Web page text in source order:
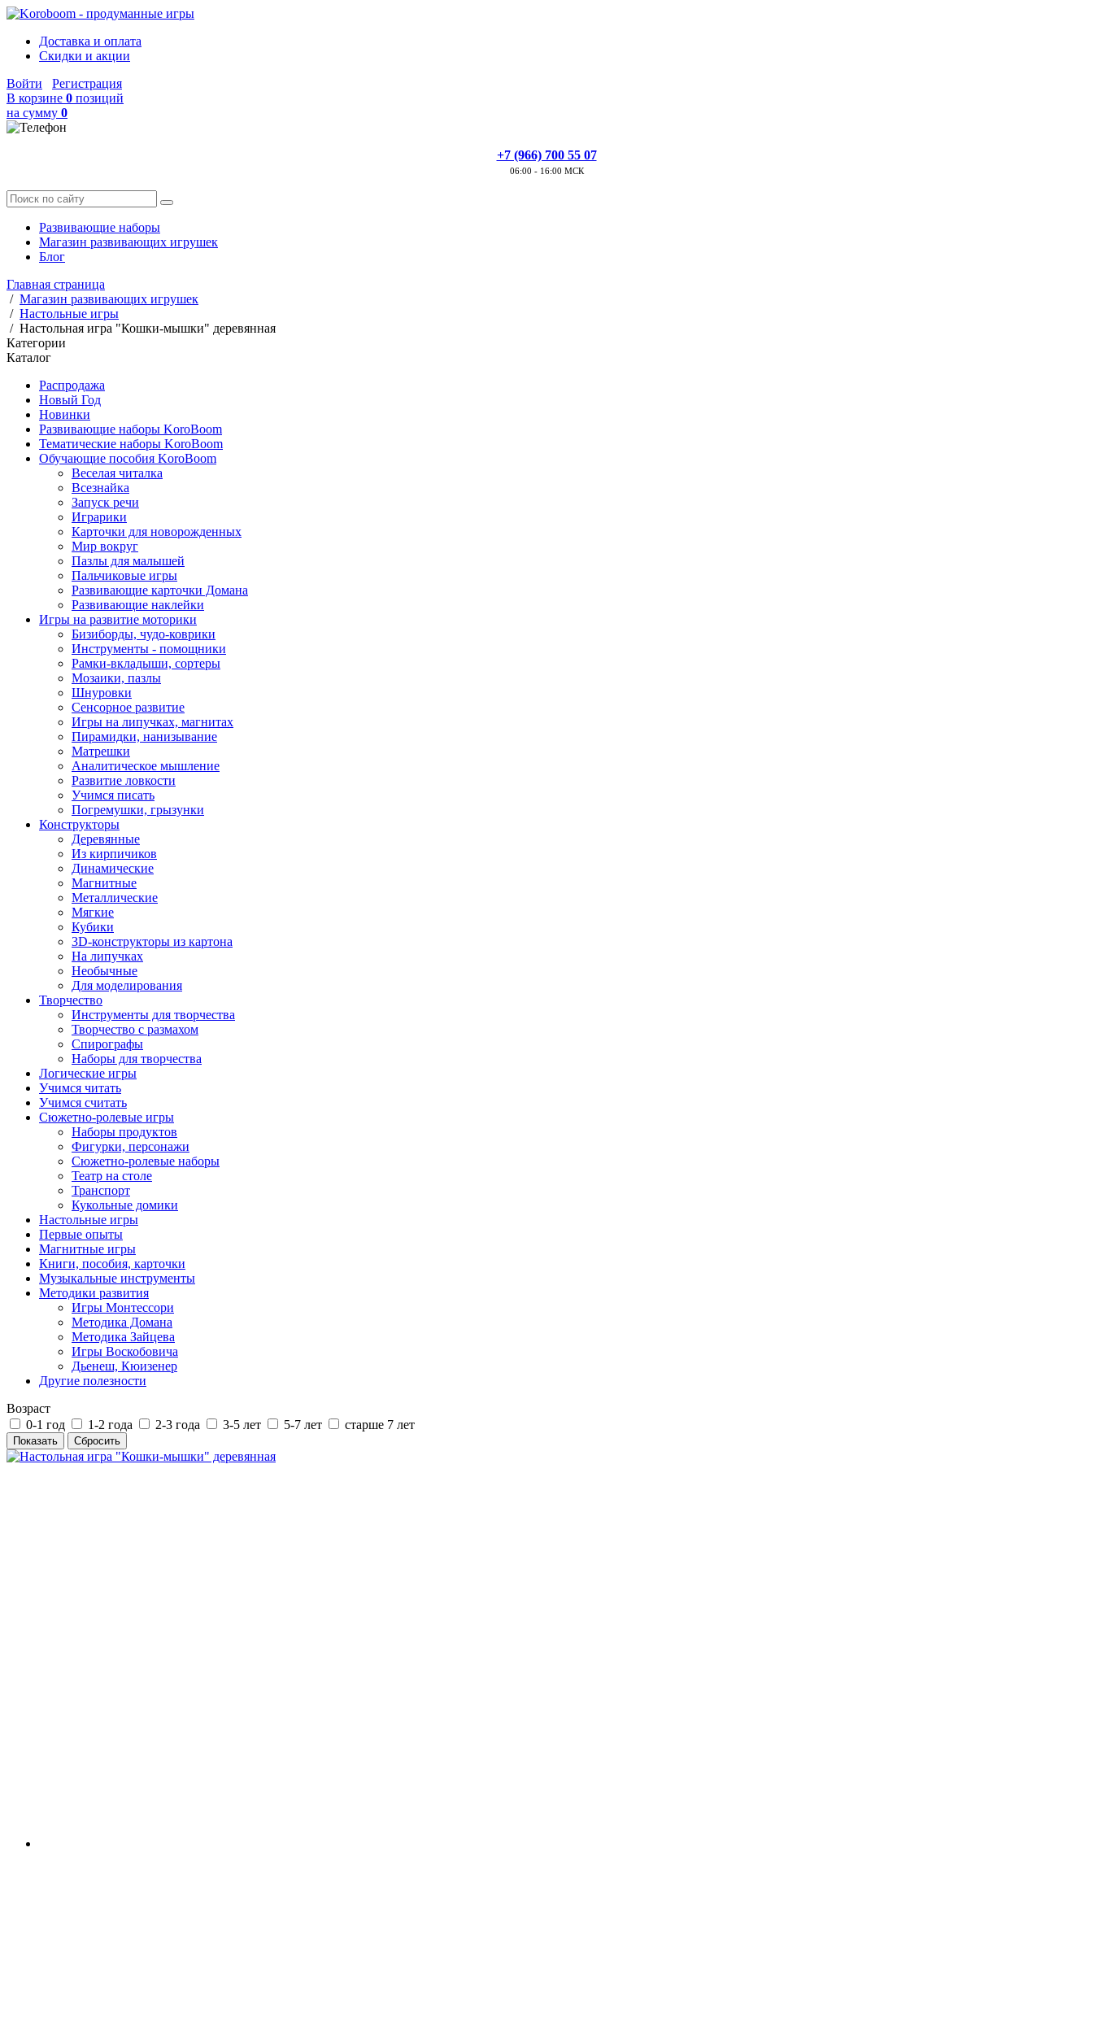
Доставка и оплата
Скидки и акции
Войти
Регистрация
В корзине 0 позиций
на сумму 0
+7 (966) 700 55 07
06:00 - 16:00 МСК
Развивающие наборы
Магазин развивающих игрушек
Блог
Главная страница
/ Магазин развивающих игрушек
/ Настольные игры
/ Настольная игра "Кошки-мышки" деревянная
Категории
Каталог
Распродажа
Новый Год
Новинки
Развивающие наборы KoroBoom
Тематические наборы KoroBoom
Обучающие пособия KoroBoom
Веселая читалка
Всезнайка
Запуск речи
Играрики
Карточки для новорожденных
Мир вокруг
Пазлы для малышей
Пальчиковые игры
Развивающие карточки Домана
Развивающие наклейки
Игры на развитие моторики
Бизиборды, чудо-коврики
Инструменты - помощники
Рамки-вкладыши, сортеры
Мозаики, пазлы
Шнуровки
Сенсорное развитие
Игры на липучках, магнитах
Пирамидки, нанизывание
Матрешки
Аналитическое мышление
Развитие ловкости
Учимся писать
Погремушки, грызунки
Конструкторы
Деревянные
Из кирпичиков
Динамические
Магнитные
Металлические
Мягкие
Кубики
3D-конструкторы из картона
На липучках
Необычные
Для моделирования
Творчество
Инструменты для творчества
Творчество с размахом
Спирографы
Наборы для творчества
Логические игры
Учимся читать
Учимся считать
Сюжетно-ролевые игры
Наборы продуктов
Фигурки, персонажи
Сюжетно-ролевые наборы
Театр на столе
Транспорт
Кукольные домики
Настольные игры
Первые опыты
Магнитные игры
Книги, пособия, карточки
Музыкальные инструменты
Методики развития
Игры Монтессори
Методика Домана
Методика Зайцева
Игры Воскобовича
Дьенеш, Кюизенер
Другие полезности
Возраст
0-1 год
1-2 года 2-3 года 3-5 лет 5-7 лет старше 7 лет